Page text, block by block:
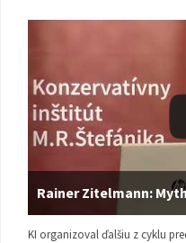
Rainer Zitelmann:
KI organizoval ďalšiu z cyklu